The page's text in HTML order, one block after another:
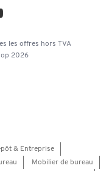
les offres hors TVA
2026
& Entreprise
Mobilier de bureau